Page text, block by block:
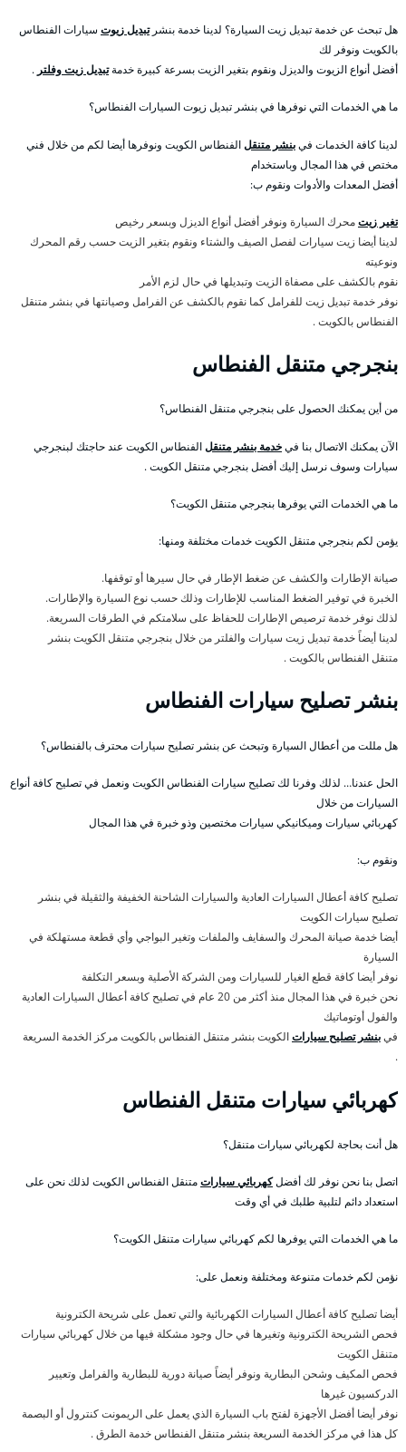
هل تبحث عن خدمة تبديل زيت السيارة؟ لدينا خدمة بنشرتبديل زيوت سيارات الفنطاس
بالكويت ونوفر لك
أفضل أنواع الزيوت والديزل ونقوم بتغير الزيت بسرعة كبيرة خدمةتبديل زيت وفلتر .
ما هي الخدمات التي نوفرها في بنشر تبديل زيوت السيارات الفنطاس؟
لدينا كافة الخدمات فيبنشر متنقلالفنطاس الكويت ونوفرها أيضا لكم من خلال فني
مختص في هذا المجال وباستخدام
أفضل المعدات والأدوات ونقوم ب:
تغير زيتمحرك السيارة ونوفر أفضل أنواع الديزل وبسعر رخيص
لدينا أيضا زيت سيارات لفصل الصيف والشتاء ونقوم بتغير الزيت حسب رقم المحرك
ونوعيته
نقوم بالكشف على مصفاة الزيت وتبديلها في حال لزم الأمر
نوفر خدمة تبديل زيت للفرامل كما نقوم بالكشف عن الفرامل وصيانتها في بنشر متنقل
الفنطاس بالكويت .
بنجرجي متنقل الفنطاس
من أين يمكنك الحصول على بنجرجي متنقل الفنطاس؟
الآن يمكنك الاتصال بنا فيخدمة بنشر متنقلالفنطاس الكويت عند حاجتك لبنجرجي
سيارات وسوف نرسل إليك أفضل بنجرجي متنقل الكويت .
ما هي الخدمات التي يوفرها بنجرجي متنقل الكويت؟
يؤمن لكم بنجرجي متنقل الكويت خدمات مختلفة ومنها:
صيانة الإطارات والكشف عن ضغط الإطار في حال سيرها أو توقفها.
الخبرة في توفير الضغط المناسب للإطارات وذلك حسب نوع السيارة والإطارات.
لذلك نوفر خدمة ترصيص الإطارات للحفاظ على سلامتكم في الطرقات السريعة.
لدينا أيضاً خدمة تبديل زيت سيارات والفلتر من خلال بنجرجي متنقل الكويت بنشر
متنقل الفنطاس بالكويت .
بنشر تصليح سيارات الفنطاس
هل مللت من أعطال السيارة وتبحث عن بنشر تصليح سيارات محترف بالفنطاس؟
الحل عندنا… لذلك وفرنا لك تصليح سيارات الفنطاس الكويت ونعمل في تصليح كافة أنواع
السيارات من خلال
كهربائي سيارات وميكانيكي سيارات مختصين وذو خبرة في هذا المجال
ونقوم ب:
تصليح كافة أعطال السيارات العادية والسيارات الشاحنة الخفيفة والثقيلة في بنشر
تصليح سيارات الكويت
أيضا خدمة صيانة المحرك والسفايف والملفات وتغير البواجي وأي قطعة مستهلكة في
السيارة
نوفر أيضا كافة قطع الغيار للسيارات ومن الشركة الأصلية وبسعر التكلفة
نحن خبرة في هذا المجال منذ أكثر من 20 عام في تصليح كافة أعطال السيارات العادية
والفول أوتوماتيك
فيبنشر تصليح سياراتالكويت بنشر متنقل الفنطاس بالكويت مركز الخدمة السريعة
.
كهربائي سيارات متنقل الفنطاس
هل أنت بحاجة لكهربائي سيارات متنقل؟
اتصل بنا نحن نوفر لك أفضلكهربائي سياراتمتنقل الفنطاس الكويت لذلك نحن على
استعداد دائم لتلبية طلبك في أي وقت
ما هي الخدمات التي يوفرها لكم كهربائي سيارات متنقل الكويت؟
نؤمن لكم خدمات متنوعة ومختلفة ونعمل على:
أيضا تصليح كافة أعطال السيارات الكهربائية والتي تعمل على شريحة الكترونية
فحص الشريحة الكترونية وتغيرها في حال وجود مشكلة فيها من خلال كهربائي سيارات
متنقل الكويت
فحص المكيف وشحن البطارية ونوفر أيضاً صيانة دورية للبطارية والفرامل وتعيير
الدركسيون غيرها
نوفر أيضا أفضل الأجهزة لفتح باب السيارة الذي يعمل على الريمونت كنترول أو البصمة
كل هذا في مركز الخدمة السريعة بنشر متنقل الفنطاس خدمة الطرق .